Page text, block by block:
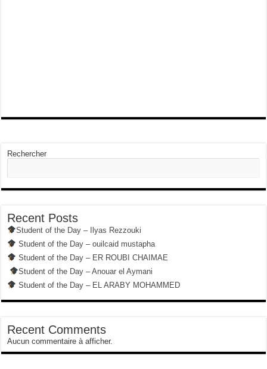
Rechercher
Recent Posts
Student of the Day – Ilyas Rezzouki
Student of the Day – ouilcaid mustapha
Student of the Day – ER ROUBI CHAIMAE
Student of the Day – Anouar el Aymani
Student of the Day – EL ARABY MOHAMMED
Recent Comments
Aucun commentaire à afficher.